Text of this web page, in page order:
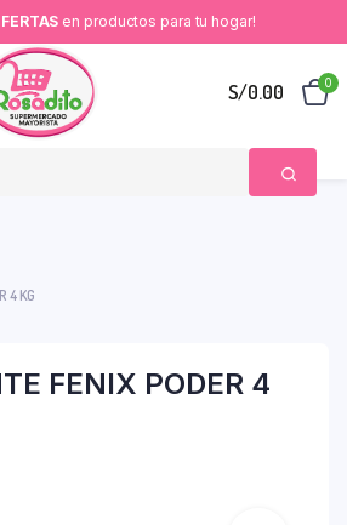
en productos para tu hogar!
S/0.00 0
4 KG
FENIX PODER 4